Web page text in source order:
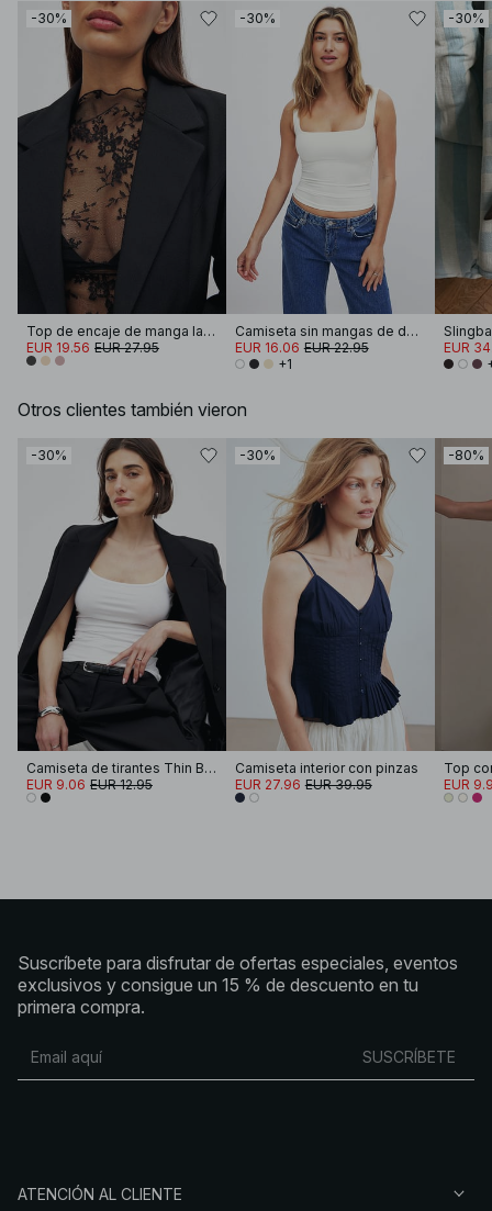
-30%
Top de encaje de manga larga
EUR 19.56 EUR 27.95
-30%
Camiseta sin mangas de doble pliegue
EUR 16.06 EUR 22.95
+1
-30%
EUR
Otros clientes también vieron
-30%
Camiseta de tirantes Thin Basic
EUR 9.06 EUR 12.95
-30%
Camiseta interior con pinzas
EUR 27.96 EUR 39.95
-80%
EUR
Suscríbete para disfrutar de ofertas especiales, eventos
exclusivos y consigue un 15 % de descuento en tu
primera compra.
SUSCRÍBETE
ATENCIÓN AL CLIENTE